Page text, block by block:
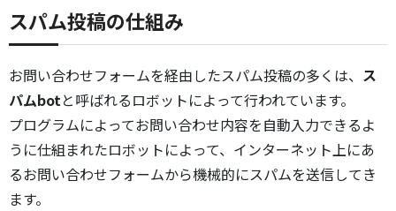
スパム投稿の仕組み
お問い合わせフォームを経由したスパム投稿の多くは、 ス
パムbotと呼ばれるロボットによって行われています。
プログラムによってお問い合わせ内容を自動入力できるよ
うに仕組まれたロボットによって、インターネット上にあ
るお問い合わせフォームから機械的にスパムを送信してき
ます。